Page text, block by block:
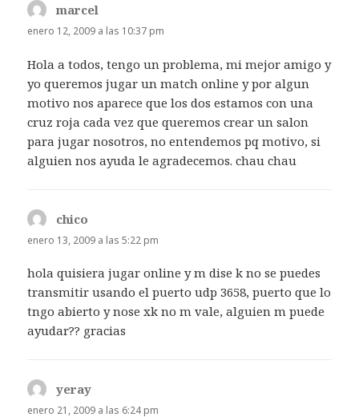
marcel
enero 12, 2009 a las 10:37 pm
Hola a todos, tengo un problema, mi mejor amigo y
yo queremos jugar un match online y por algun
motivo nos aparece que los dos estamos con una
cruz roja cada vez que queremos crear un salon
para jugar nosotros, no entendemos pq motivo, si
alguien nos ayuda le agradecemos. chau chau
chico
enero 13, 2009 a las 5:22 pm
hola quisiera jugar online y m dise k no se puedes
transmitir usando el puerto udp 3658, puerto que lo
tngo abierto y nose xk no m vale, alguien m puede
ayudar?? gracias
yeray
enero 21, 2009 a las 6:24 pm